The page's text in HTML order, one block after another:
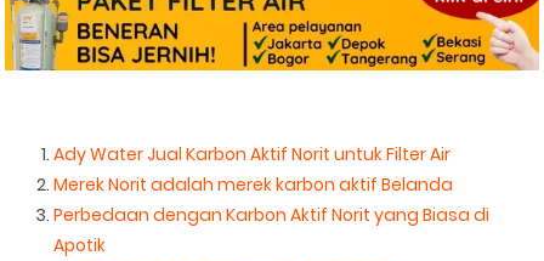
Ady Water Jual Karbon Aktif Norit untuk Filter Air
Merek Norit adalah merek karbon aktif Belanda
Perbedaan dengan Karbon Aktif Norit yang Biasa di
Apotik